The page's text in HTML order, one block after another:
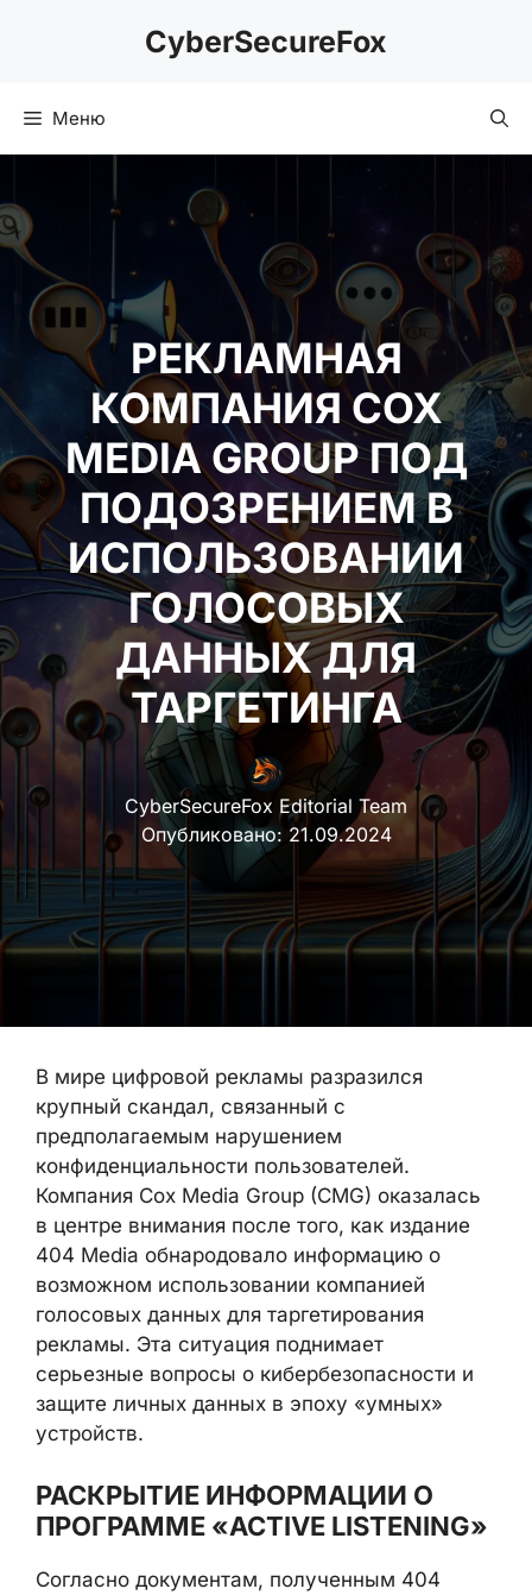
CyberSecureFox
Меню
РЕКЛАМНАЯ
КОМПАНИЯ COX
MEDIA GROUP ПОД
ПОДОЗРЕНИЕМ В
ИСПОЛЬЗОВАНИИ
ГОЛОСОВЫХ
ДАННЫХ ДЛЯ
ТАРГЕТИНГА
CyberSecureFox Editorial Team
Опубликовано: 21.09.2024
В мире цифровой рекламы разразился
крупный скандал, связанный с
предполагаемым нарушением
конфиденциальности пользователей.
Компания Cox Media Group (CMG) оказалась
в центре внимания после того, как издание
404 Media обнародовало информацию о
возможном использовании компанией
голосовых данных для таргетирования
рекламы. Эта ситуация поднимает
серьезные вопросы о кибербезопасности и
защите личных данных в эпоху «умных»
устройств.
РАСКРЫТИЕ ИНФОРМАЦИИ О
ПРОГРАММЕ «ACTIVE LISTENING»
Согласно документам, полученным 404